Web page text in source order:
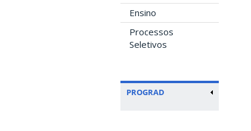
Ensino
Processos
Seletivos
PROGRAD